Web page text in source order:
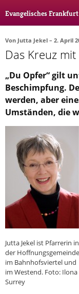
Evangelisches Frankfurt
Rubrik Ausgabe
Bücher & Filme
Ethik
Gott & Glauben
Kultur
Lebenslagen
Meinungen
Menschen
Stadtkirche
Aktuelle
Oktober 2017
Download
Von Jutta Jekel – 2. April
Das Kreuz
„Du Opfer“ gilt
Beschimpfung.
werden, aber
Umständen, die
Jutta Jekel ist Pfarrerin in
der Hoffnungsgemeinde
im Bahnhofsviertel und
im Westend. Foto: Ilona
Surrey